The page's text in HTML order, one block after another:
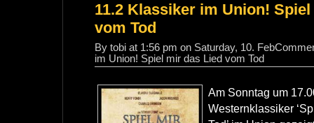
11.2 Klassiker im Union!
vom Tod
By tobi at 1:56 pm on Saturday, 10. Feb
im Union! Spiel mir das Lied vom Tod
Am Sonntag um
Westernklassiker